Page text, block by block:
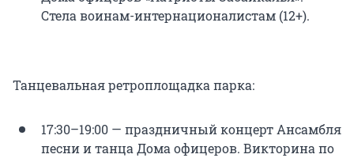
Стела воинам-интернационалистам (12+).
Танцевальная ретроплощадка парка:
17:30–19:00 — праздничный концерт Ансамбля
песни и танца Дома офицеров. Викторина по